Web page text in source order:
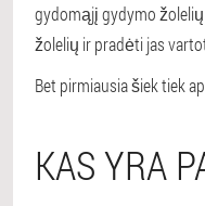
gydomąjį gydymo
žolelių ir pradėti jas
Bet pirmiausia šiek tiek
KAS YRA